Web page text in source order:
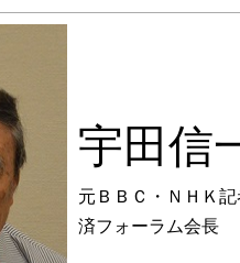
宇田信
元ＢＢＣ・ＮＨＫ
済フォーラム会長